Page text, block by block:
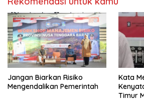
Jangan Biarkan Risiko
Mengendalikan Pemerintah
Kata
Timur